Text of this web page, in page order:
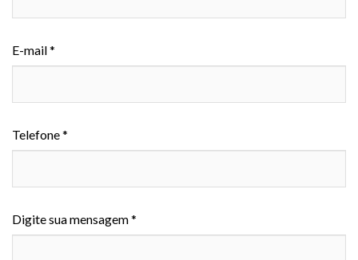
E-mail *
Telefone *
Digite sua mensagem *